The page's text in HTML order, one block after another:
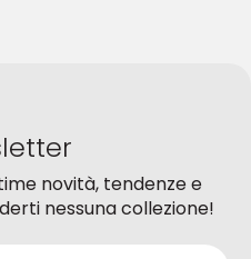
novità, tendenze e
nessuna collezione!